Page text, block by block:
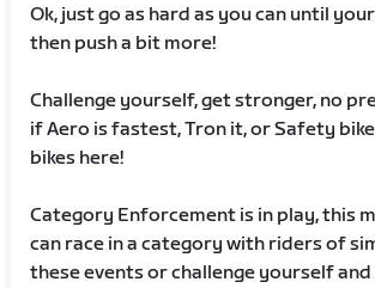
Ok, just go as hard as you can until
then push a bit more!
Challenge yourself, get stronger, no
if Aero is fastest, Tron it, or Safety
bikes here!
Category Enforcement is in play, this
can race in a category with riders of
these events or challenge yourself